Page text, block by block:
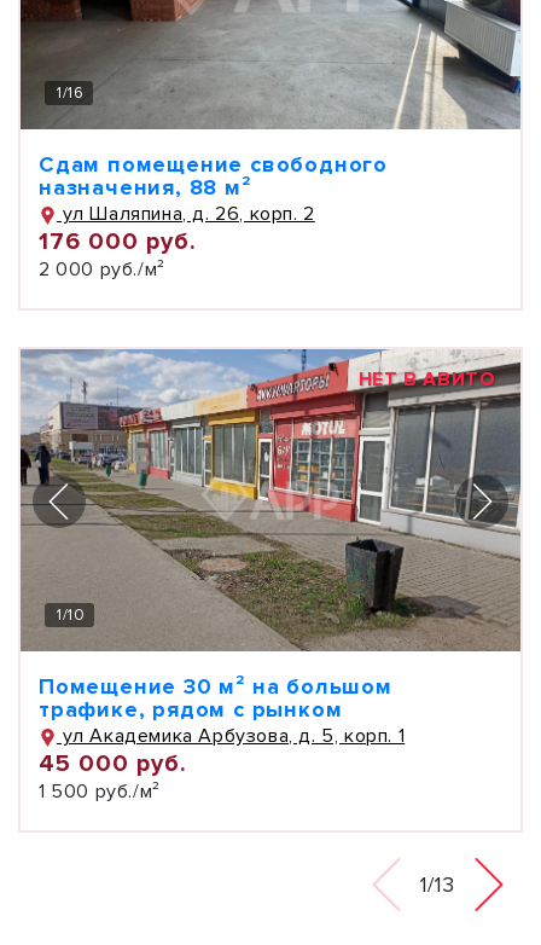
1/16
Сдам помещение свободного
назначения, 88 м²
ул Шаляпина, д. 26, корп. 2
176 000 руб.
2 000 руб./м²
НЕТ В АВИТО
1/10
Помещение 30 м² на большом
трафике, рядом с рынком
ул Академика Арбузова, д. 5, корп. 1
45 000 руб.
1 500 руб./м²
1/13